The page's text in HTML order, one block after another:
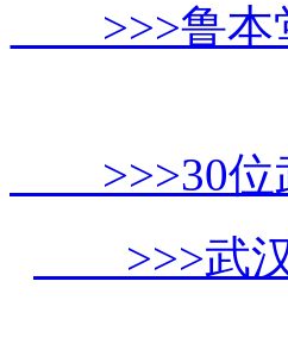
>>>鲁本堂
>>>30位
>>>武汉